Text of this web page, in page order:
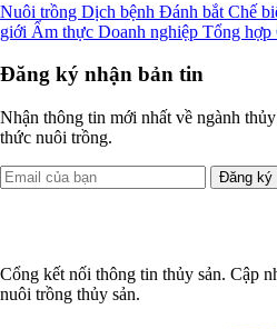
Nuôi trồng Dịch bệnh Đánh bắt Chế
giới Ẩm thực Doanh nghiệp Tổng hợp
Đăng ký nhận bản tin
Nhận thông tin mới nhất về ngành
thức nuôi trồng.
Đăng ký
Cổng kết nối thông tin thủy sản. Cập
nuôi trồng thủy sản.